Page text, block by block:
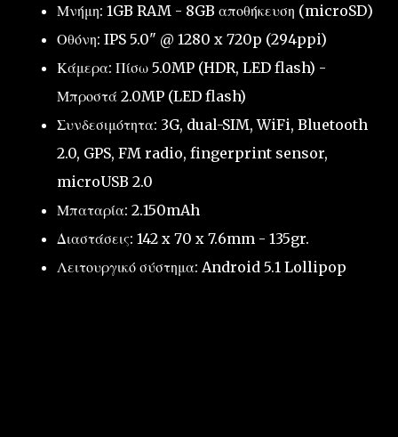
Μνήμη: 1GB RAM - 8GB αποθήκευση (microSD)
Οθόνη: IPS 5.0" @ 1280 x 720p (294ppi)
Κάμερα: Πίσω 5.0MP (HDR, LED flash) -
Μπροστά 2.0MP (LED flash)
Συνδεσιμότητα: 3G, dual-SIM, WiFi, Bluetooth
2.0, GPS, FM radio, fingerprint sensor,
microUSB 2.0
Μπαταρία: 2.150mAh
Διαστάσεις: 142 x 70 x 7.6mm - 135gr.
Λειτουργικό σύστημα: Android 5.1 Lollipop